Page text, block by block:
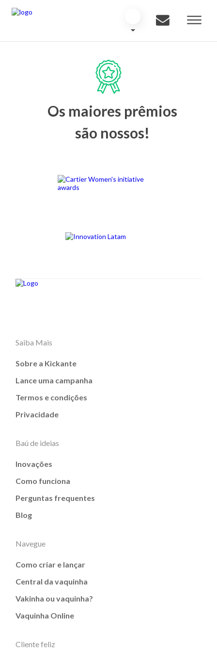
Os maiores prêmios
são nossos!
Saiba Mais
Sobre a Kickante
Lance uma campanha
Termos e condições
Privacidade
Baú de ideias
Inovações
Como funciona
Perguntas frequentes
Blog
Navegue
Como criar e lançar
Central da vaquinha
Vakinha ou vaquinha?
Vaquinha Online
Cliente feliz